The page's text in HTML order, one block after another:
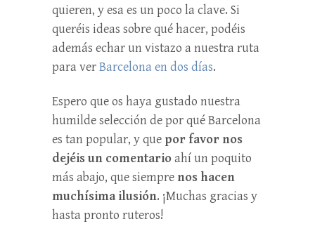
quieren, y esa es un poco la clave. Si
queréis ideas sobre qué hacer, podéis
además echar un vistazo a nuestra ruta
para verBarcelona en dos días.
Espero que os haya gustado nuestra
humilde selección de por qué Barcelona
es tan popular, y que por favor nos
dejéis un comentarioahí un poquito
más abajo, que siempre nos hacen
muchísima ilusión. ¡Muchas gracias y
hasta pronto ruteros!